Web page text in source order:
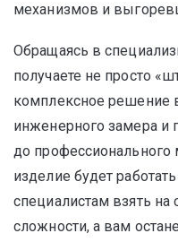
механизмов и
Обращаясь в
получаете не просто
комплексное решение
инженерного замера и
до профессионального
изделие будет
специалистам взять на
сложности, а вам